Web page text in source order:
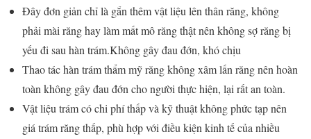
Đây đơn giản chỉ là gắn thêm vật liệu lên thân răng, không
phải mài răng hay làm mất mô răng thật nên không sợ răng bị
yếu đi sau hàn trám.Không gây đau đớn, khó chịu
Thao tác hàn trám thẩm mỹ răng không xâm lấn răng nên hoàn
toàn không gây đau đớn cho người thực hiện, lại rất an toàn.
Vật liệu trám có chi phí thấp và kỹ thuật không phức tạp nên
giá trám răng thấp, phù hợp với điều kiện kinh tế của nhiều